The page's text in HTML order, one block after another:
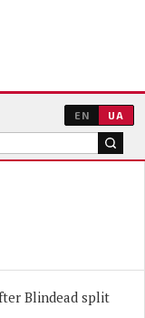
EN UA
Blindead split